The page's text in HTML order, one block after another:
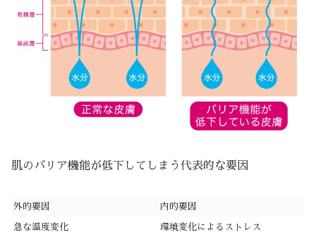
肌のバリア機能が低下してしまう代表的な要因
外的要因 内的要因
急な温度変化 環境変化によるストレス